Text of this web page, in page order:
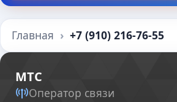
Главная +7 (910) 216-76-55
МТС
Оператор связи